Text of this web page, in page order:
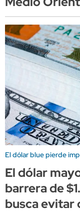
El dólar blue pierde
El dólar
barrera de
busca evitar